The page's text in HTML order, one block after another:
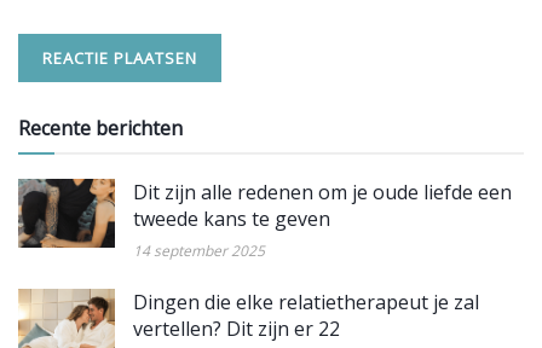
Recente berichten
Dit zijn alle redenen om je oude liefde een
tweede kans te geven
14 september 2025
Dingen die elke relatietherapeut je zal
vertellen? Dit zijn er 22